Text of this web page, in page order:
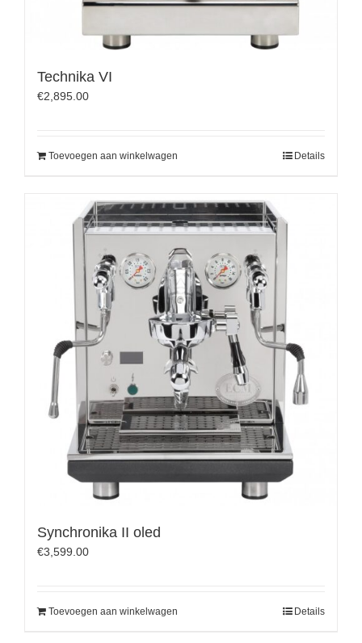
Technika VI
€2,895.00
Toevoegen aan winkelwagen Details
Synchronika II oled
€3,599.00
Toevoegen aan winkelwagen Details